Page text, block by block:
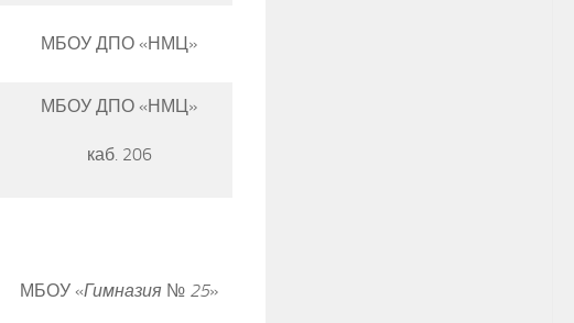
МБОУ ДПО «НМЦ»
МБОУ ДПО «НМЦ»
каб. 206
МБОУ «Гимназия № 25»